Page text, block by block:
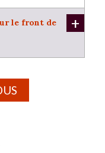
le front de
+